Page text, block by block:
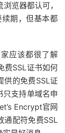
览器都认可，
期，但基本都
应该都很了解
费SSL证书如何
供的免费SSL证
只支持单域名申
Encrypt官网
通配符免费SSL